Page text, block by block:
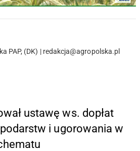
PAP, (DK) | redakcja@agropolska.pl
ustawę ws. dopłat
i ugorowania w